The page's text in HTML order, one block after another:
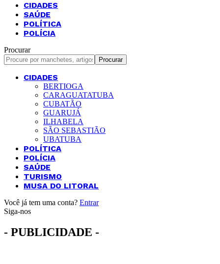
CIDADES
SAÚDE
POLÍTICA
POLÍCIA
Procurar
CIDADES
BERTIOGA
CARAGUATATUBA
CUBATÃO
GUARUJÁ
ILHABELA
SÃO SEBASTIÃO
UBATUBA
POLÍTICA
POLÍCIA
SAÚDE
TURISMO
MUSA DO LITORAL
Você já tem uma conta? Entrar
Siga-nos
- PUBLICIDADE -